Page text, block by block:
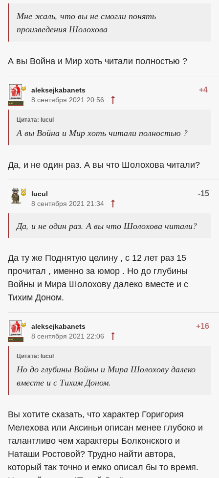
Мне жаль, что вы не смогли понять
произведения Шолохова
А вы Война и Мир хоть читали полностью ?
aleksejkabanets +4
8 сентября 2021 20:56
Цитата: lucul
А вы Война и Мир хоть читали полностью ?
Да, и не один раз. А вы что Шолохова читали?
lucul -15
8 сентября 2021 21:34
Да, и не один раз. А вы что Шолохова читали?
Да ту же Поднятую целину , с 12 лет раз 15
прочитал , именно за юмор . Но до глубины
Войны и Мира Шолохову далеко вместе и с
Тихим Доном.
aleksejkabanets +16
8 сентября 2021 22:06
Цитата: lucul
Но до глубины Войны и Мира Шолохову далеко
вместе и с Тихим Доном.
Вы хотите сказать, что характер Горигория
Мелехова или Аксиньи описан менее глубоко и
талантливо чем характеры Болконского и
Наташи Ростовой? Трудно найти автора,
который так точно и емко описал бы то время.